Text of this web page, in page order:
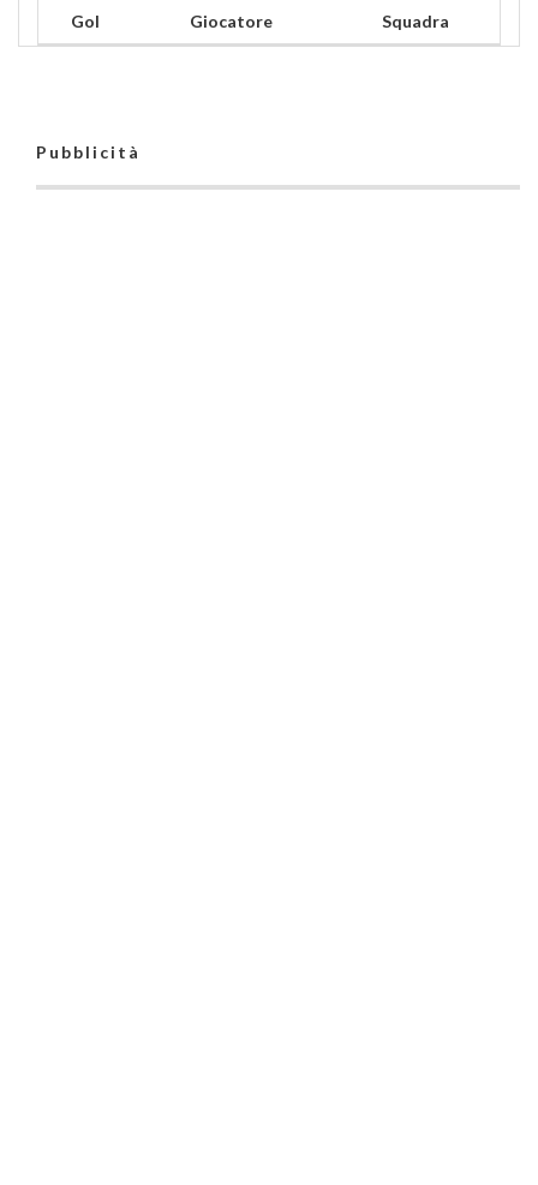
Gol Giocatore Squadra
Pubblicità